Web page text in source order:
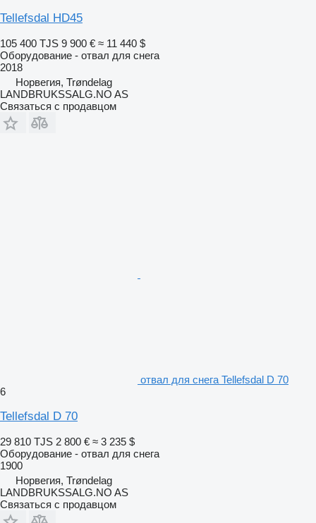
Tellefsdal HD45
105 400 TJS 9 900 € ≈ 11 440 $
Оборудование - отвал для снега
2018
Норвегия, Trøndelag
LANDBRUKSSALG.NO AS
Связаться с продавцом
отвал для снега Tellefsdal D 70
6
Tellefsdal D 70
29 810 TJS 2 800 € ≈ 3 235 $
Оборудование - отвал для снега
1900
Норвегия, Trøndelag
LANDBRUKSSALG.NO AS
Связаться с продавцом